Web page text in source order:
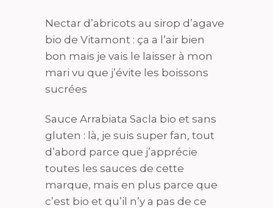
Nectar d’abricots au sirop d’agave
bio de Vitamont : ça a l’air bien
bon mais je vais le laisser à mon
mari vu que j’évite les boissons
sucrées
Sauce Arrabiata Sacla bio et sans
gluten : là, je suis super fan, tout
d’abord parce que j’apprécie
toutes les sauces de cette
marque, mais en plus parce que
c’est bio et qu’il n’y a pas de ce